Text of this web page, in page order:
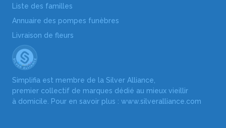
Liste des familles
Annuaire des pompes funèbres
Livraison de fleurs
Simplifia est membre de la Silver Alliance,
premier collectif de marques dédié au mieux vieillir
à domicile. Pour en savoir plus : www.silveralliance.com